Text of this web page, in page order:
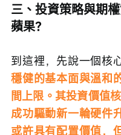
三、投資策略與期
蘋果？
到這裡，先說一個核
穩健的基本面與溫和
間上限。其投資價值
成功驅動新一輪硬件
或許具有配置價值，